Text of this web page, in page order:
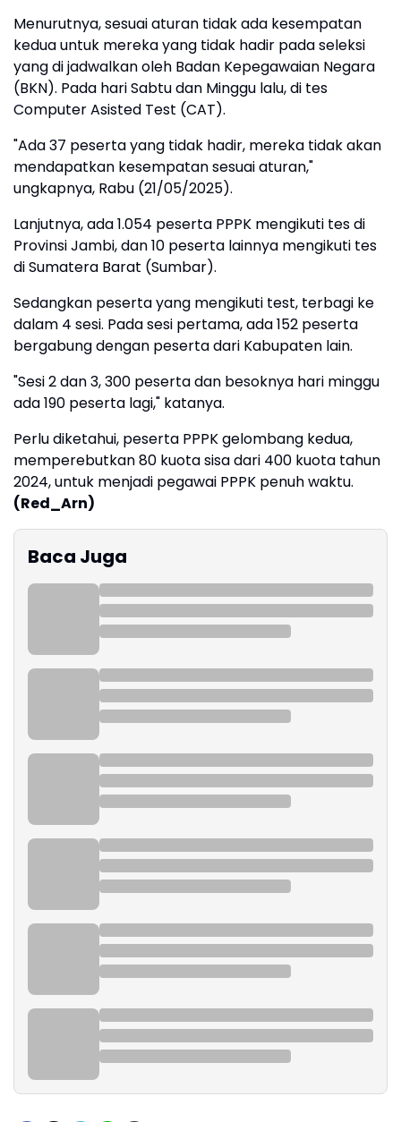
Menurutnya, sesuai aturan tidak ada kesempatan
kedua untuk mereka yang tidak hadir pada seleksi
yang di jadwalkan oleh Badan Kepegawaian Negara
(BKN). Pada hari Sabtu dan Minggu lalu, di tes
Computer Asisted Test (CAT).
"Ada 37 peserta yang tidak hadir, mereka tidak akan
mendapatkan kesempatan sesuai aturan,"
ungkapnya, Rabu (21/05/2025).
Lanjutnya, ada 1.054 peserta PPPK mengikuti tes di
Provinsi Jambi, dan 10 peserta lainnya mengikuti tes
di Sumatera Barat (Sumbar).
Sedangkan peserta yang mengikuti test, terbagi ke
dalam 4 sesi. Pada sesi pertama, ada 152 peserta
bergabung dengan peserta dari Kabupaten lain.
"Sesi 2 dan 3, 300 peserta dan besoknya hari minggu
ada 190 peserta lagi," katanya.
Perlu diketahui, peserta PPPK gelombang kedua,
memperebutkan 80 kuota sisa dari 400 kuota tahun
2024, untuk menjadi pegawai PPPK penuh waktu.
(Red_Arn)
Baca Juga